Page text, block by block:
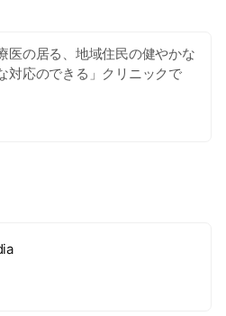
医の居る、地域住民の健やかな
対応のできる」クリニックで
難しい患者様には「訪問診療」
のために寄り添う「かかりつ